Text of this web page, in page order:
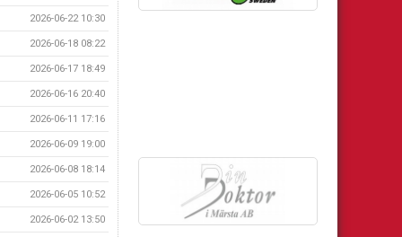
2026-06-22 10:30
2026-06-18 08:22
2026-06-17 18:49
2026-06-16 20:40
2026-06-11 17:16
2026-06-09 19:00
2026-06-08 18:14
2026-06-05 10:52
2026-06-02 13:50